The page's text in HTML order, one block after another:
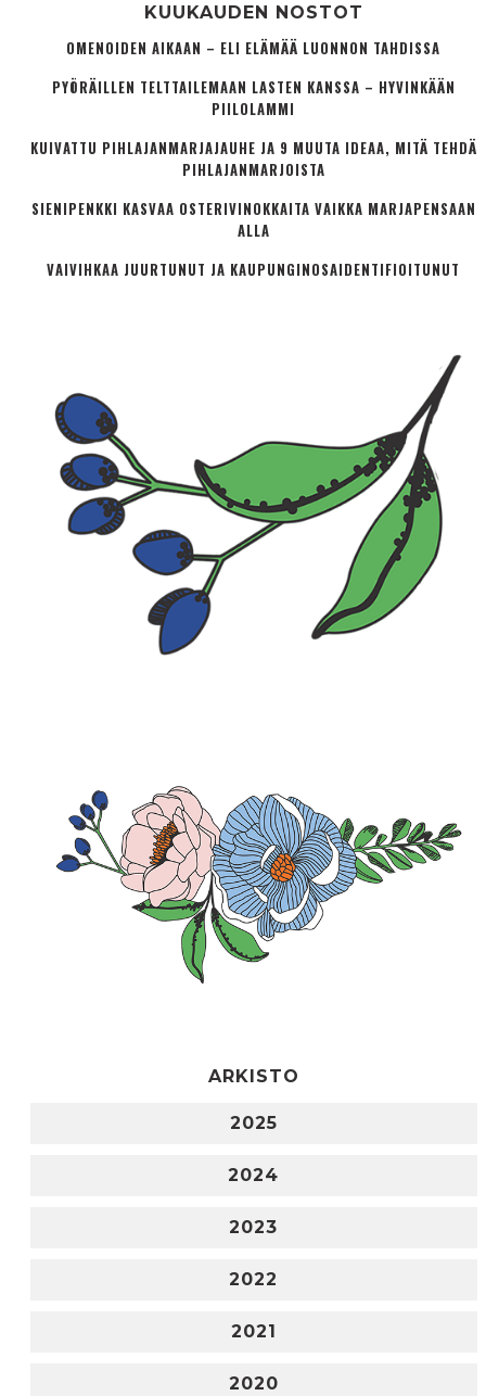
KUUKAUDEN NOSTOT
OMENOIDEN AIKAAN – ELI ELÄMÄÄ LUONNON TAHDISSA
PYÖRÄILLEN TELTTAILEMAAN LASTEN KANSSA – HYVINKÄÄN
PIILOLAMMI
KUIVATTU PIHLAJANMARJAJAUHE JA 9 MUUTA IDEAA, MITÄ TEHDÄ
PIHLAJANMARJOISTA
SIENIPENKKI KASVAA OSTERIVINOKKAITA VAIKKA MARJAPENSAAN
ALLA
VAIVIHKAA JUURTUNUT JA KAUPUNGINOSA­IDENTIFIOITUNUT
ARKISTO
2025
2024
2023
2022
2021
2020